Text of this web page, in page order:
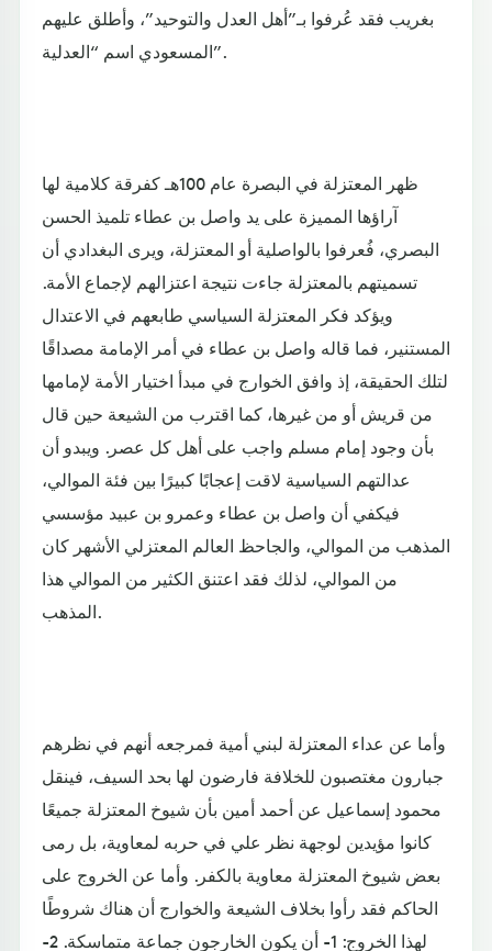
بغريب فقد عُرفوا بـ”أهل العدل والتوحيد”، وأطلق عليهم
المسعودي اسم “العدلية”.
ظهر المعتزلة في البصرة عام 100هـ كفرقة كلامية لها
آراؤها المميزة على يد واصل بن عطاء تلميذ الحسن
البصري، فُعرفوا بالواصلية أو المعتزلة، ويرى البغدادي أن
تسميتهم بالمعتزلة جاءت نتيجة اعتزالهم لإجماع الأمة.
ويؤكد فكر المعتزلة السياسي طابعهم في الاعتدال
المستنير، فما قاله واصل بن عطاء في أمر الإمامة مصداقًا
لتلك الحقيقة، إذ وافق الخوارج في مبدأ اختيار الأمة لإمامها
من قريش أو من غيرها، كما اقترب من الشيعة حين قال
بأن وجود إمام مسلم واجب على أهل كل عصر. ويبدو أن
عدالتهم السياسية لاقت إعجابًا كبيرًا بين فئة الموالي،
فيكفي أن واصل بن عطاء وعمرو بن عبيد مؤسسي
المذهب من الموالي، والجاحظ العالم المعتزلي الأشهر كان
من الموالي، لذلك فقد اعتنق الكثير من الموالي هذا
المذهب.
وأما عن عداء المعتزلة لبني أمية فمرجعه أنهم في نظرهم
جبارون مغتصبون للخلافة فارضون لها بحد السيف، فينقل
محمود إسماعيل عن أحمد أمين بأن شيوخ المعتزلة جميعًا
كانوا مؤيدين لوجهة نظر علي في حربه لمعاوية، بل رمى
بعض شيوخ المعتزلة معاوية بالكفر. وأما عن الخروج على
الحاكم فقد رأوا بخلاف الشيعة والخوارج أن هناك شروطًا
لهذا الخروج: 1- أن يكون الخارجون جماعة متماسكة. 2-